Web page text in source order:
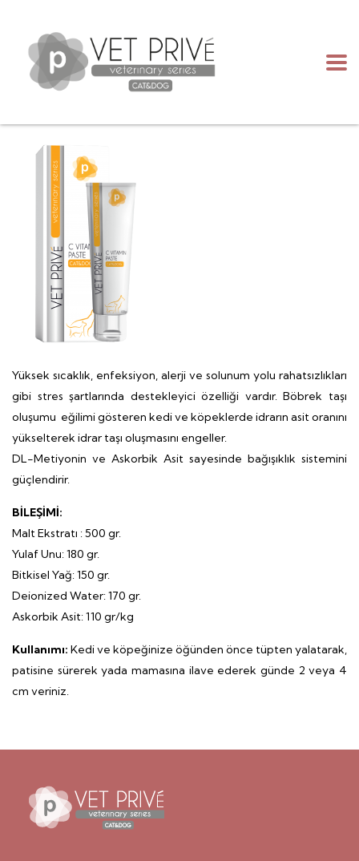
Yüksek sıcaklık, enfeksiyon, alerji ve solunum yolu rahatsızlıkları
gibi stres şartlarında destekleyici özelliği vardır. Böbrek taşı
oluşumu eğilimi gösteren kedi ve köpeklerde idrarın asit oranını
yükselterek idrar taşı oluşmasını engeller.
DL-Metiyonin ve Askorbik Asit sayesinde bağışıklık sistemini
güçlendirir.
BİLEŞİMİ:
Malt Ekstratı : 500 gr.
Yulaf Unu: 180 gr.
Bitkisel Yağ: 150 gr.
Deionized Water: 170 gr.
Askorbik Asit: 110 gr/kg
Kullanımı: Kedi ve köpeğinize öğünden önce tüpten yalatarak,
patisine sürerek yada mamasına ilave ederek günde 2 veya 4
cm veriniz.